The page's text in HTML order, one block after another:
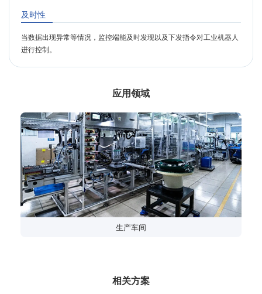
及时性
当数据出现异常等情况，监控端能及时发现以及下发指令对工业机器人
进行控制。
应用领域
生产车间
相关方案